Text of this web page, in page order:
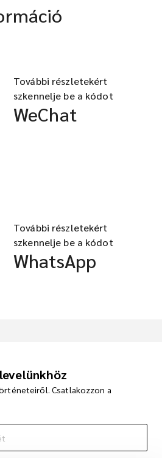
További részletekért
szkennelje be a kódot
WeChat
További részletekért
szkennelje be a kódot
WhatsApp
Csatlakozzon a